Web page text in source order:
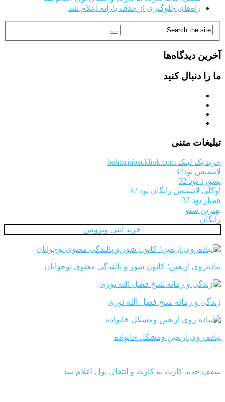
راه‌های جلوگیری از حذف یارانه اعلام شد
آخرین دیدگاه‌ها
ما را دنبال کنید
تبلیغات متنی
خرید بک لینک behtarinbacklink.com
لایسنس نود32
پسورد نود 32
اوکلی لایسنس رایگان نود 32
همیار نود 32
بهترین سئو
رایگان
خرید آنتی ویروس
پیاده‌روی اربعین؛ کانون شور و بالندگی معنوی نوجوانان
زندگی و زمانه شیخ فضل الله نوری
پیاده روی اربعین ومشکل خانواده
سقف جدید کارت به کارت و انتقال پول اعلام شد